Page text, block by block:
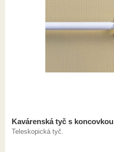
Kavárenská tyč s koncovkou
Teleskopická tyč.